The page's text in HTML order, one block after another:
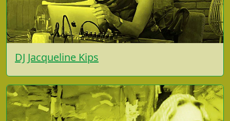
DJ Jacqueline Kips